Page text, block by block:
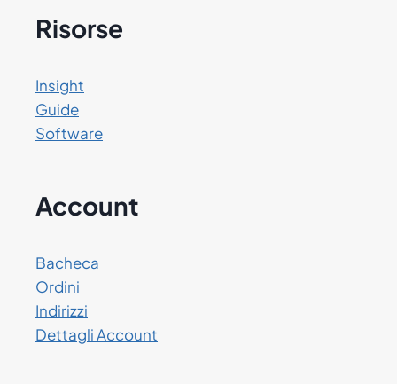
Risorse
Insight
Guide
Software
Account
Bacheca
Ordini
Indirizzi
Dettagli Account